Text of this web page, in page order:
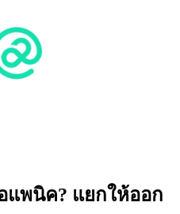
แพนิค? แยกให้ออก